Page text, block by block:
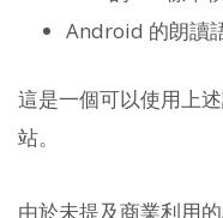
Android 的朗讀
這是一個可以使用上
站。
由於未提及商業利用